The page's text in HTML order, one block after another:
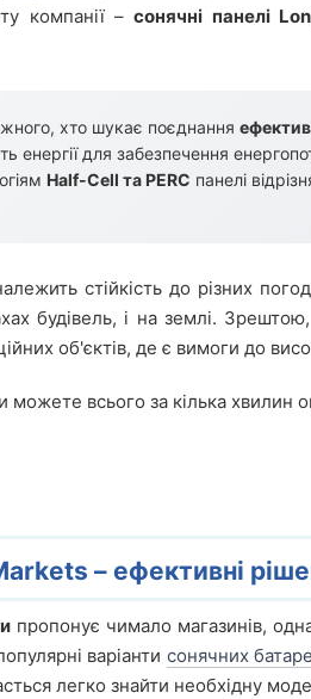
компанії –сонячні панелі
хто шукає поєднання
енергії для забезпечення
Half-Cell та PERC панелі
стійкість до різних
будівель, і на землі.
об'єктів, де є вимоги до
можете всього за кілька хвилин
– ефективні
пропонує чимало магазинів,
варіанти сонячних
легко знайти необхідну